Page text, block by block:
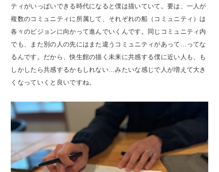
ティがいっぱいできる時代になると僕は描いていて。要は、一人が
複数のコミュニティに所属して、それぞれの船（コミュニティ）は
各々のビジョンに向かって進んでいくんです。同じコミュニティ内
でも、また別の人の先にはまた違うコミュニティがあって…ってな
るんです。だから、快生館の描く未来に共感する僕に近い人も、も
しかしたら共感するかもしれない…みたいな感じで人が増えて大き
くなっていくと良いですね。